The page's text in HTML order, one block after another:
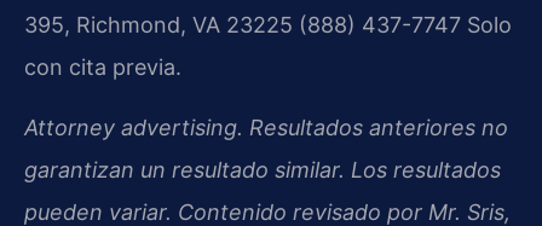
395, Richmond, VA 23225 (888) 437-7747 Solo
con cita previa.
Attorney advertising. Resultados anteriores no
garantizan un resultado similar. Los resultados
pueden variar. Contenido revisado por Mr. Sris,